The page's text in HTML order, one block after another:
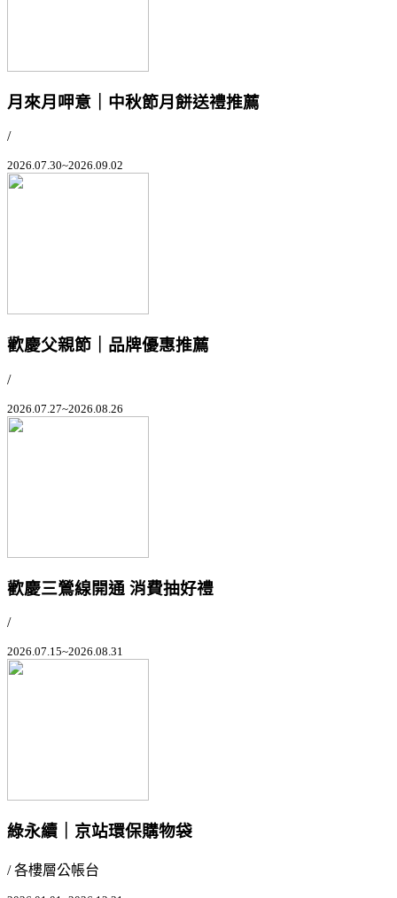
月來月呷意｜中秋節月餅送禮推薦
/
2026.07.30~2026.09.02
歡慶父親節｜品牌優惠推薦
/
2026.07.27~2026.08.26
歡慶三鶯線開通 消費抽好禮
/
2026.07.15~2026.08.31
綠永續｜京站環保購物袋
/ 各樓層公帳台